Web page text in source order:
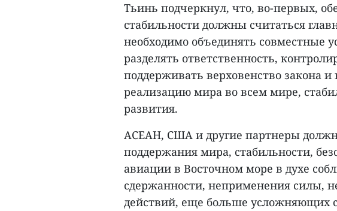
Тьинь подчеркнул, что, во-первых,
стабильности должны считаться
необходимо объединять совместные
разделять ответственность,
поддерживать верховенство закона и
реализацию мира во всем мире,
развития.
АСЕАН, США и другие партнеры
поддержания мира, стабильности,
авиации в Восточном море в духе
сдержанности, неприменения силы,
действий, еще больше усложняющих